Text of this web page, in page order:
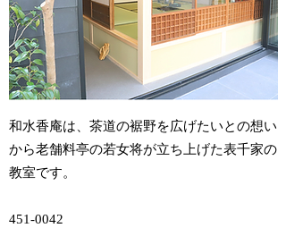
和水香庵は、茶道の裾野を広げたいとの想い
から老舗料亭の若女将が立ち上げた表千家の
教室です。
451-0042